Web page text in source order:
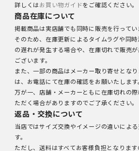
詳しくはお買い物ガイドをご確認ください。
商品在庫について
掲載商品は実店舗でも同時に販売を行ってい
そのため、在庫更新によるタイムラグや同
の遅れが発生する場合や、在庫切れで販売
ございます。
また、一部の商品はメーカー取り寄せとな
は、お電話にて在庫の確認をお願いたします。
万が一、店舗・メーカーともに在庫切れの
ただく場合がありますのでご了承ください。
返品・交換について
当店ではサイズ交換やイメージの違いによ
す。
ただし、送料はすべてお客様負担となりま